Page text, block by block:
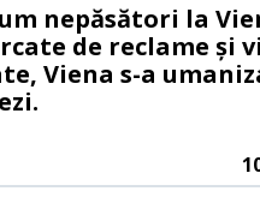
nepăsători la
de reclame și
Viena s-a